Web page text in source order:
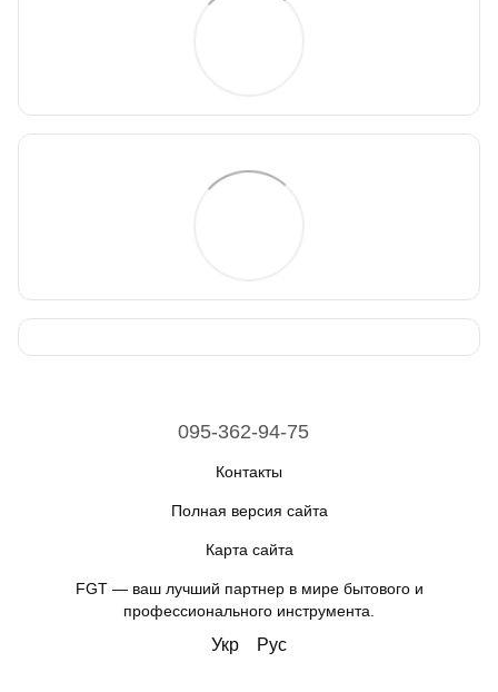
095-362-94-75
Контакты
Полная версия сайта
Карта сайта
FGT — ваш лучший партнер в мире бытового и
профессионального инструмента.
Укр Рус